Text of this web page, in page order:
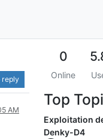
reply
AM
0
Online
Top
Exploitation
Denky-D4